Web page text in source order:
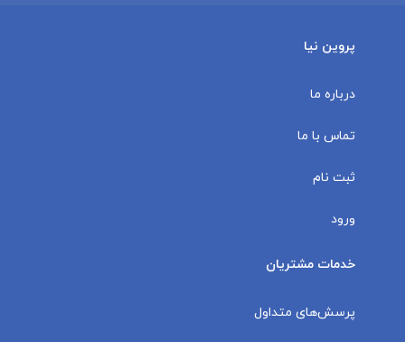
پروین نیا
درباره ما
تماس با ما
ثبت نام
ورود
خدمات مشتریان
پرسش‌های متداول